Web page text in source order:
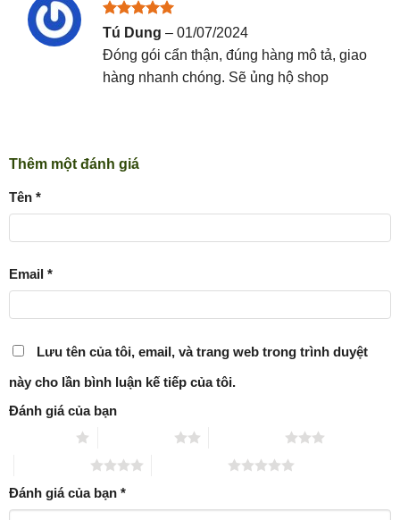
Được xếp
5
sao
Tú Dung – 01/07/2024
Đóng gói cẩn thận, đúng hàng mô tả, giao
hàng nhanh chóng. Sẽ ủng hộ shop
Thêm một đánh giá
Tên *
Email *
Lưu tên của tôi, email, và trang web trong trình duyệt
này cho lần bình luận kế tiếp của tôi.
Đánh giá của bạn
Đánh giá của bạn *